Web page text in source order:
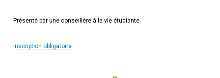
Présenté par une conseillère à la vie étudiante.
Inscription obligatoire